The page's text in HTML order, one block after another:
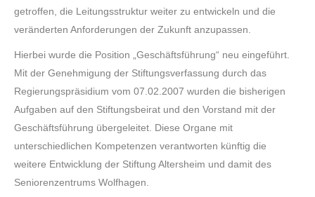
getroffen, die Leitungsstruktur weiter zu entwickeln und die
veränderten Anforderungen der Zukunft anzupassen.
Hierbei wurde die Position „Geschäftsführung“ neu eingeführt.
Mit der Genehmigung der Stiftungsverfassung durch das
Regierungspräsidium vom 07.02.2007 wurden die bisherigen
Aufgaben auf den Stiftungsbeirat und den Vorstand mit der
Geschäftsführung übergeleitet. Diese Organe mit
unterschiedlichen Kompetenzen verantworten künftig die
weitere Entwicklung der Stiftung Altersheim und damit des
Seniorenzentrums Wolfhagen.